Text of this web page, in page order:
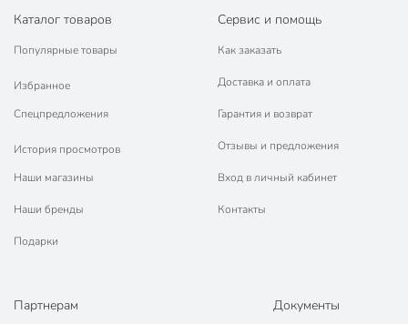
Каталог товаров
Популярные товары
Избранное
Спецпредложения
История просмотров
Наши магазины
Наши бренды
Подарки
Сервис и помощь
Как заказать
Доставка и оплата
Гарантия и возврат
Отзывы и предложения
Вход в личный кабинет
Контакты
Партнерам Документы